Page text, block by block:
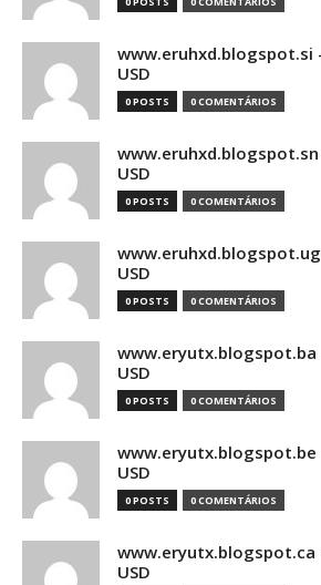
www.eruhxd.blogspot.si -
USD
0 POSTS 0 COMENTÁRIOS
www.eruhxd.blogspot.sn
USD
0 POSTS 0 COMENTÁRIOS
www.eruhxd.blogspot.ug
USD
0 POSTS 0 COMENTÁRIOS
www.eryutx.blogspot.ba
USD
0 POSTS 0 COMENTÁRIOS
www.eryutx.blogspot.be
USD
0 POSTS 0 COMENTÁRIOS
www.eryutx.blogspot.ca
USD